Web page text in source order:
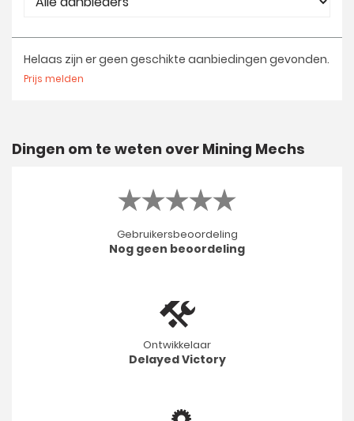
Helaas zijn er geen geschikte aanbiedingen gevonden.
Prijs melden
Dingen om te weten over Mining Mechs
Gebruikersbeoordeling
Nog geen beoordeling
Ontwikkelaar
Delayed Victory